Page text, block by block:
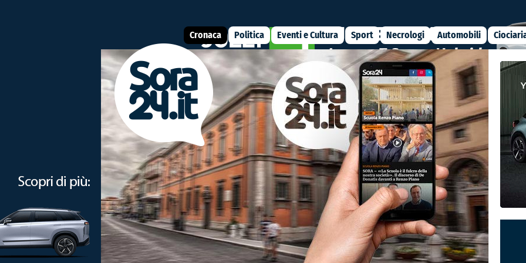
Cronaca Politica Eventi e Cultura Sport Necrologi Automobili